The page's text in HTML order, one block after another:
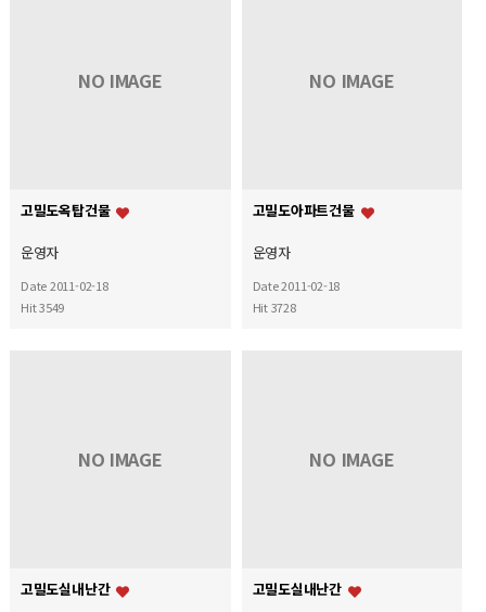
NO IMAGE
고밀도옥탑건물
운영자
Date 2011-02-18
Hit 3549
NO IMAGE
고밀도아파트건물
운영자
Date 2011-02-18
Hit 3728
NO IMAGE
고밀도실내난간
NO IMAGE
고밀도실내난간